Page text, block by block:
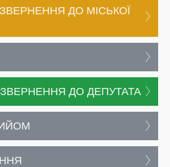
ДО МІСЬКОЇ
ДО ДЕПУТАТА